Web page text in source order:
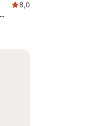
8,0